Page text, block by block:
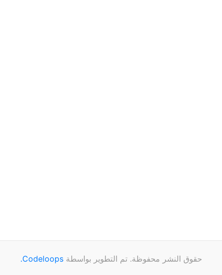
حقوق النشر محفوظة. تم التطوير بواسطةCodeloops.